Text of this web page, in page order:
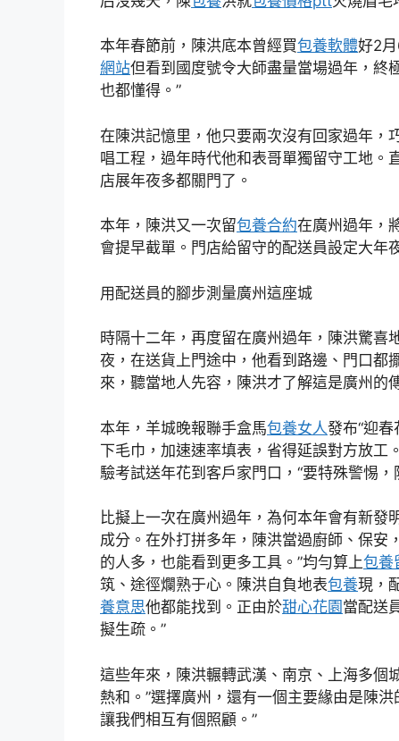
本年春節前，陳洪底本曾經買包養軟體好2
網站但看到國度號令大師盡量當場過年，終
也都懂得。”
在陳洪記憶里，他只要兩次沒有回家過年
唱工程，過年時代他和表哥單獨留守工地。
店展年夜多都關門了。
本年，陳洪又一次留包養合約在廣州過年，
會提早截單。門店給留守的配送員設定大年
用配送員的腳步測量廣州這座城
時隔十二年，再度留在廣州過年，陳洪驚喜
夜，在送貨上門途中，他看到路邊、門口都
來，聽當地人先容，陳洪才了解這是廣州的
本年，羊城晚報聯手盒馬包養女人發布“迎春
下毛巾，加速速率填表，省得延誤對方放工
驗考試送年花到客戶家門口，“要特殊警惕，
比擬上一次在廣州過年，為何本年會有新
成分。在外打拼多年，陳洪當過廚師、保安
的人多，也能看到更多工具。”均勻算上包養
筑、途徑爛熟于心。陳洪自負地表包養現，
養意思他都能找到。正由於甜心花園 當配送
擬生疏。”
這些年來，陳洪輾轉武漢、南京、上海多個
熱和。”選擇廣州，還有一個主要緣由是陳
讓我們相互有個照顧。”